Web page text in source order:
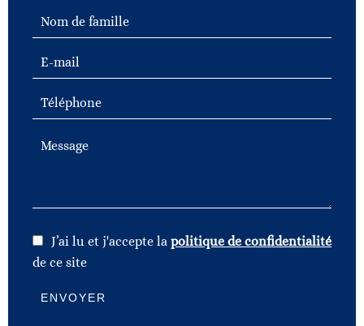
J’ai lu et j'accepte la politique de confidentialité
de ce site
ENVOYER